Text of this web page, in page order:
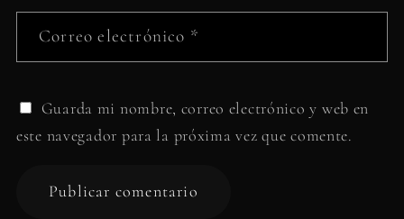
Correo electrónico *
Guarda mi nombre, correo electrónico y web en
este navegador para la próxima vez que comente.